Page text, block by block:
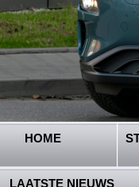
HOME
LAATSTE NIEUWS